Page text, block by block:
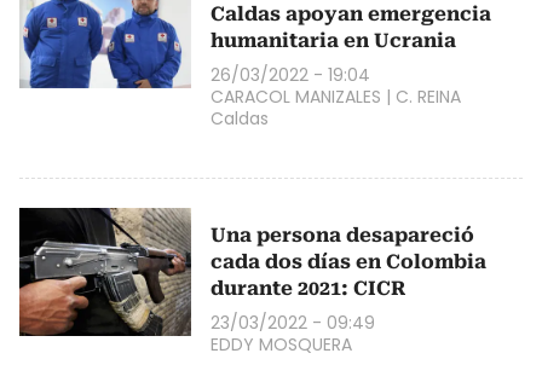
Caldas apoyan emergencia
humanitaria en Ucrania
26/03/2022 - 19:04
CARACOL MANIZALES | C. REINA
Caldas
Una persona desapareció
cada dos días en Colombia
durante 2021: CICR
23/03/2022 - 09:49
EDDY MOSQUERA